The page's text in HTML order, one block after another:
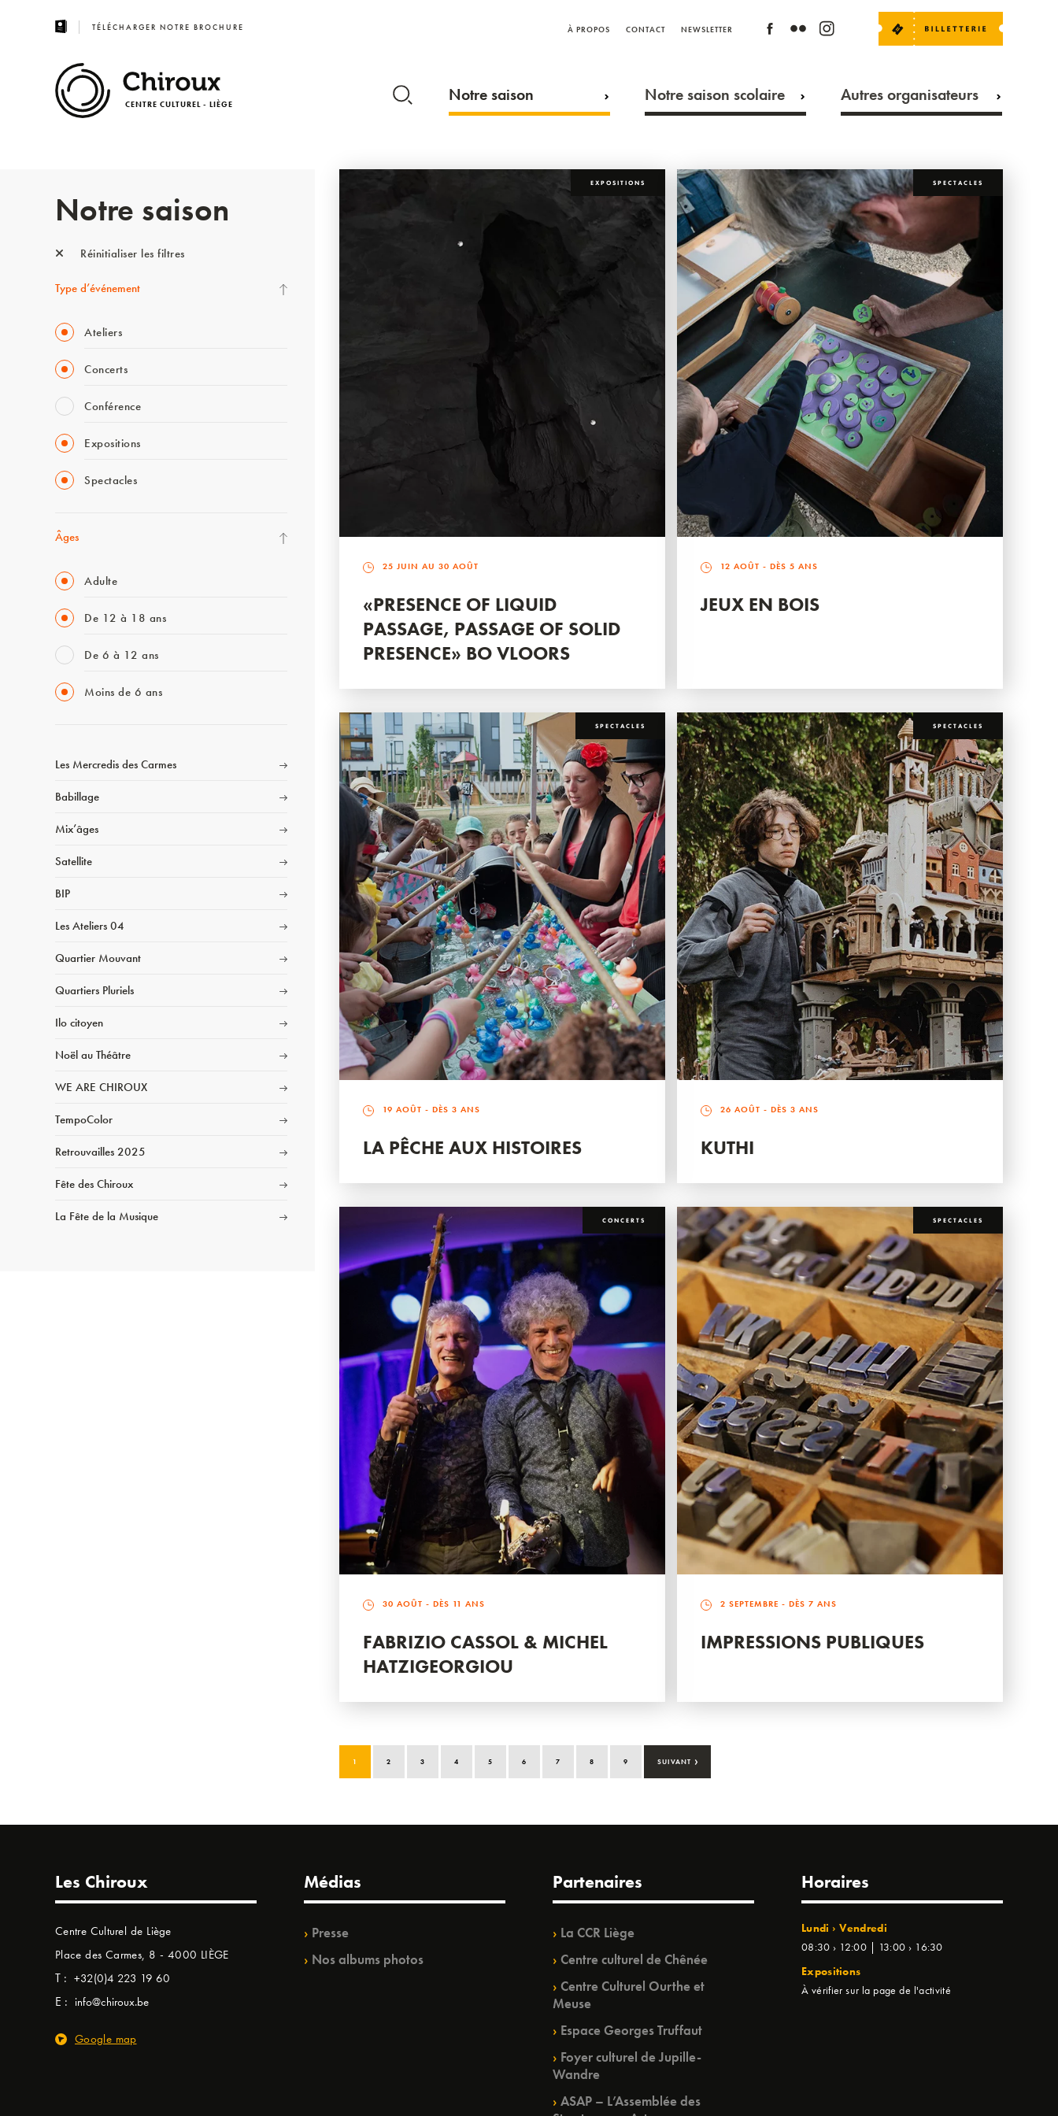
TÉLÉCHARGER NOTRE BROCHURE À PROPOS CONTACT NEWSLETTER
CENTRE CULTUREL - LIÈGE Notre saison Notre saison scolaire Autres organisateurs
Notre saison
Réinitialiser les filtres
Type d’événement
Ateliers
Concerts
Conférence
Expositions
Spectacles
Âges
Adulte
De 12 à 18 ans
De 6 à 12 ans
Moins de 6 ans
Les Mercredis des Carmes
Babillage
Mix’âges
Satellite
BIP
Les Ateliers 04
Quartier Mouvant
Quartiers Pluriels
Ilo citoyen
Noël au Théâtre
WE ARE CHIROUX
TempoColor
Retrouvailles 2025
Fête des Chiroux
La Fête de la Musique
EXPOSITIONS
25 JUIN AU 30 AOÛT
«PRESENCE OF LIQUID
PASSAGE, PASSAGE OF SOLID
PRESENCE» BO VLOORS
SPECTACLES
12 AOÛT - DÈS 5 ANS
JEUX EN BOIS
SPECTACLES
19 AOÛT - DÈS 3 ANS
LA PÊCHE AUX HISTOIRES
SPECTACLES
26 AOÛT - DÈS 3 ANS
KUTHI
CONCERTS
30 AOÛT - DÈS 11 ANS
FABRIZIO CASSOL & MICHEL
HATZIGEORGIOU
SPECTACLES
2 SEPTEMBRE - DÈS 7 ANS
IMPRESSIONS PUBLIQUES
1 2 3 4 5 6 7 8 9 SUIVANT ›
Les Chiroux
Centre Culturel de Liège
Place des Carmes, 8 - 4000 LIÈGE
T : +32(0)4 223 19 60
E : info@chiroux.be
Google map
Médias
Presse
Nos albums photos
Partenaires
La CCR Liège
Centre culturel de Chênée
Centre Culturel Ourthe et
Meuse
Espace Georges Truffaut
Foyer culturel de Jupille-
Wandre
ASAP – L’Assemblée des
Horaires
Lundi › Vendredi
08:30 › 12:00 | 13:00 › 16:30
Expositions
À vérifier sur la page de l'activité